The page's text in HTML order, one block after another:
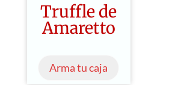
Truffle de
Amaretto
Arma tu caja